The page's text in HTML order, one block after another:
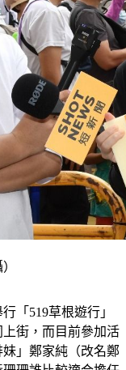
「519草根遊行」
街，而目前參加活